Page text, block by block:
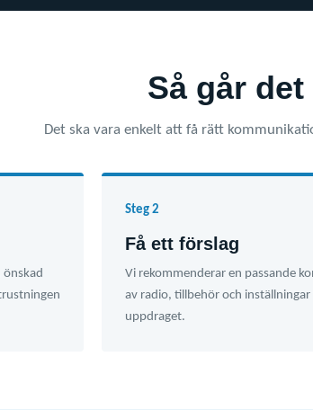
Så går
Det ska vara enkelt att få rätt
Steg 2
Få ett förslag
Vi rekommenderar en passande
av radio, tillbehör och
uppdraget.